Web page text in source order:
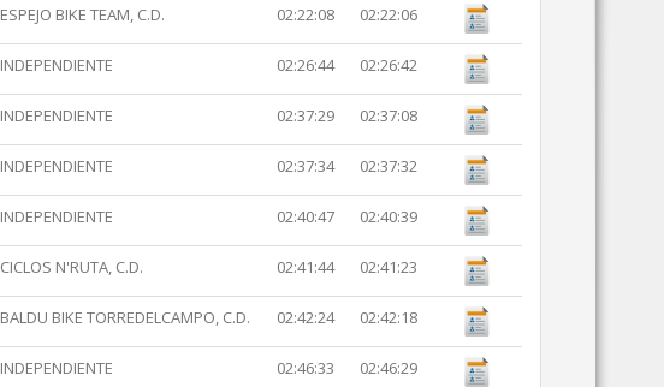
ESPEJO BIKE TEAM, C.D. 02:22:08 02:22:06
INDEPENDIENTE 02:26:44 02:26:42
INDEPENDIENTE 02:37:29 02:37:08
INDEPENDIENTE 02:37:34 02:37:32
INDEPENDIENTE 02:40:47 02:40:39
CICLOS N'RUTA, C.D. 02:41:44 02:41:23
BALDU BIKE TORREDELCAMPO, C.D. 02:42:24 02:42:18
INDEPENDIENTE 02:46:33 02:46:29